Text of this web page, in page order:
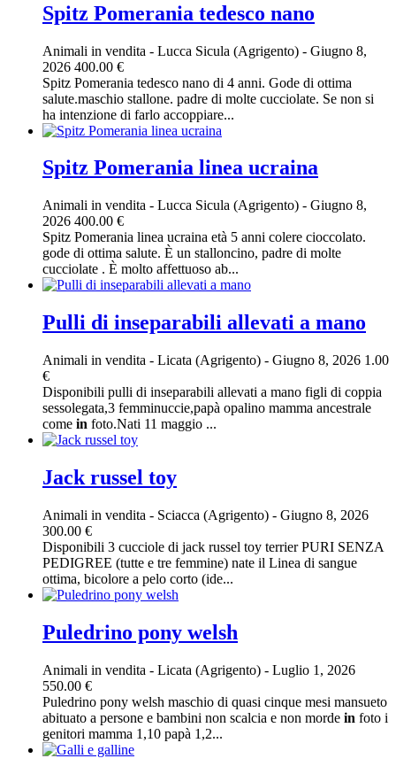
Spitz Pomerania tedesco nano
Animali in vendita - Lucca Sicula (Agrigento) - Giugno 8,
2026 400.00 €
Spitz Pomerania tedesco nano di 4 anni. Gode di ottima
salute.maschio stallone. padre di molte cucciolate. Se non si
ha intenzione di farlo accoppiare...
Spitz Pomerania linea ucraina
Animali in vendita - Lucca Sicula (Agrigento) - Giugno 8,
2026 400.00 €
Spitz Pomerania linea ucraina età 5 anni colere cioccolato.
gode di ottima salute. È un stalloncino, padre di molte
cucciolate . È molto affettuoso ab...
Pulli di inseparabili allevati a mano
Animali in vendita - Licata (Agrigento) - Giugno 8, 2026 1.00
€
Disponibili pulli di inseparabili allevati a mano figli di coppia
sessolegata,3 femminuccie,papà opalino mamma ancestrale
come in foto.Nati 11 maggio ...
Jack russel toy
Animali in vendita - Sciacca (Agrigento) - Giugno 8, 2026
300.00 €
Disponibili 3 cucciole di jack russel toy terrier PURI SENZA
PEDIGREE (tutte e tre femmine) nate il Linea di sangue
ottima, bicolore a pelo corto (ide...
Puledrino pony welsh
Animali in vendita - Licata (Agrigento) - Luglio 1, 2026
550.00 €
Puledrino pony welsh maschio di quasi cinque mesi mansueto
abituato a persone e bambini non scalcia e non morde in foto i
genitori mamma 1,10 papà 1,2...